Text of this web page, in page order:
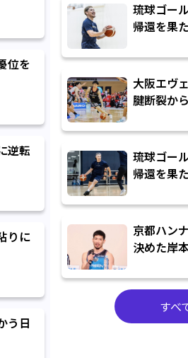
位を
逆転
りに
う日
琉球ゴー
帰還を果
「1人の
んなが誇
いく」
大阪エヴ
腱断裂か
哉と契約
に立ちた
琉球ゴー
帰還を果
「キング
を次の世
甲斐」
京都ハン
決めた岸
ゴという
に、京都
すべ